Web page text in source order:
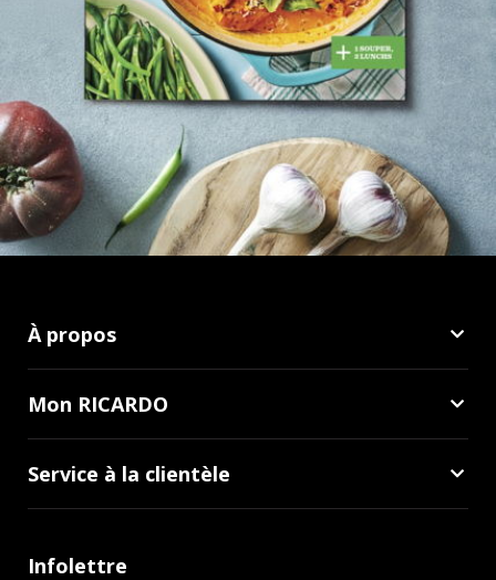
À propos
Mon RICARDO
Service à la clientèle
Infolettre